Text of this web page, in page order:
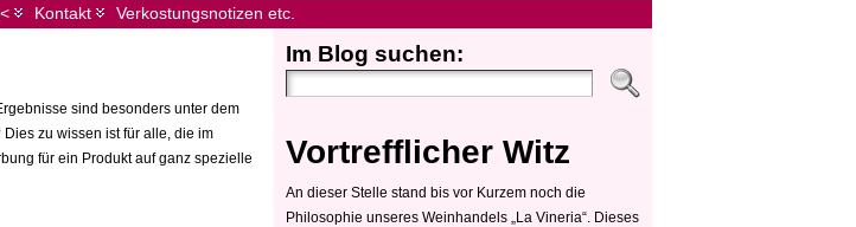
Kontakt Verkostungsnotizen etc.
sind besonders unter dem
zu wissen ist für alle, die im
für ein Produkt auf ganz spezielle
Im Blog suchen:
Vortrefflicher Witz
An dieser Stelle stand bis vor Kurzem noch die
Philosophie unseres Weinhandels „La Vineria“. Dieses